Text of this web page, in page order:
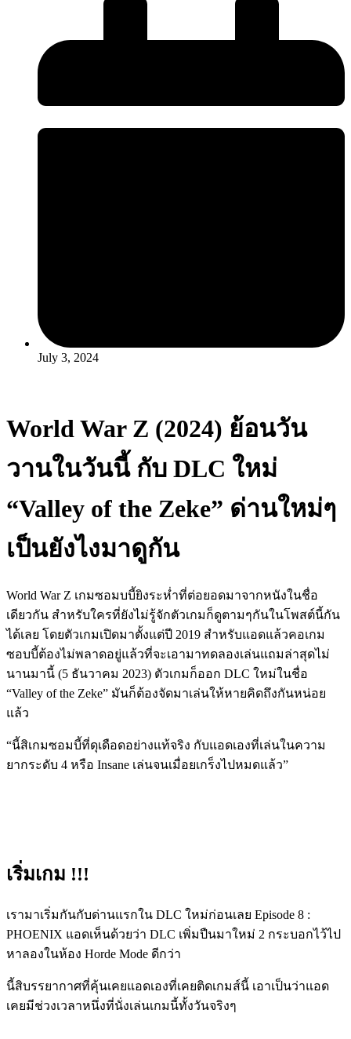
July 3, 2024
World War Z (2024) ย้อนวัน
วานในวันนี้ กับ DLC ใหม่
“Valley of the Zeke” ด่านใหม่ๆ
เป็นยังไงมาดูกัน
World War Z เกมซอมบบี้ยิงระห่ำที่ต่อยอดมาจากหนังในชื่อ
เดียวกัน สำหรับใครที่ยังไม่รู้จักตัวเกมก็ดูตามๆกันในโพสต์นี้กัน
ได้เลย โดยตัวเกมเปิดมาตั้งแต่ปี 2019 สำหรับแอดแล้วคอเกม
ซอบบี้ต้องไม่พลาดอยู่แล้วที่จะเอามาทดลองเล่นแถมล่าสุดไม่
นานมานี้ (5 ธันวาคม 2023) ตัวเกมก็ออก DLC ใหม่ในชื่อ
“Valley of the Zeke” มันก็ต้องจัดมาเล่นให้หายคิดถึงกันหน่อย
แล้ว
“นี้สิเกมซอมบี้ที่ดุเดือดอย่างแท้จริง กับแอดเองที่เล่นในความ
ยากระดับ 4 หรือ Insane เล่นจนเมื่อยเกร็งไปหมดแล้ว”
เริ่มเกม !!!
เรามาเริ่มกันกับด่านแรกใน DLC ใหม่ก่อนเลย Episode 8 :
PHOENIX แอดเห็นด้วยว่า DLC เพิ่มปืนมาใหม่ 2 กระบอกไว้ไป
หาลองในห้อง Horde Mode ดีกว่า
นี้สิบรรยากาศที่คุ้นเคยแอดเองที่เคยติดเกมส์นี้ เอาเป็นว่าแอด
เคยมีช่วงเวลาหนึ่งที่นั่งเล่นเกมนี้ทั้งวันจริงๆ